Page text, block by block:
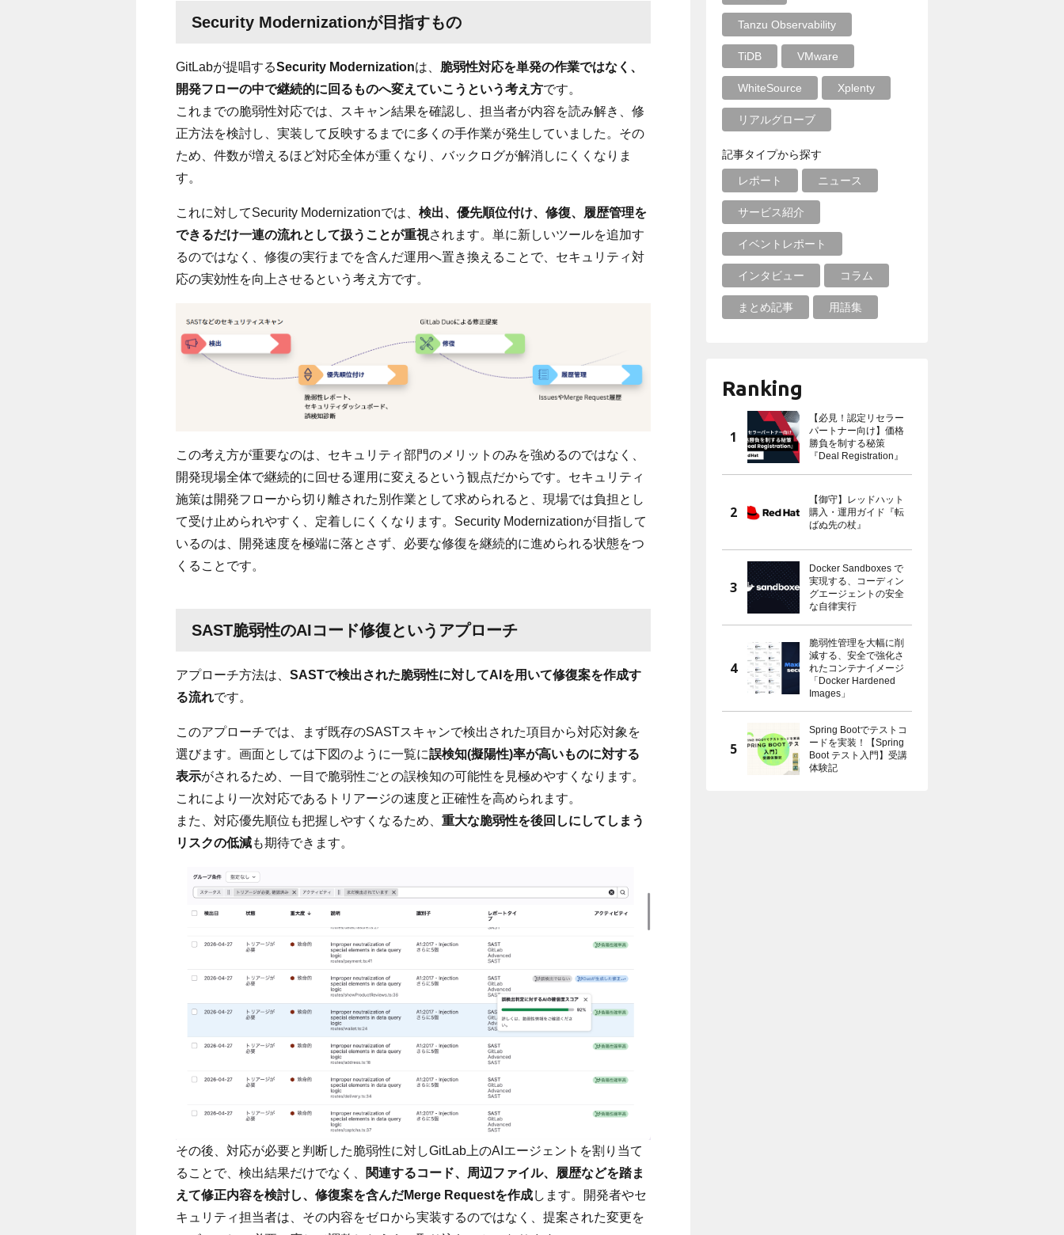
Security Modernizationが目指すもの
GitLabが提唱するSecurity Modernizationは、 脆弱性対応を単発の作業ではなく、
開発フローの中で継続的に回るものへ変えていこうという考え方です。
これまでの脆弱性対応では、スキャン結果を確認し、担当者が内容を読み解き、修
正方法を検討し、実装して反映するまでに多くの手作業が発生していました。その
ため、件数が増えるほど対応全体が重くなり、バックログが解消しにくくなりま
す。
これに対してSecurity Modernizationでは、 検出、優先順位付け、修復、履歴管理を
できるだけ一連の流れとして扱うことが重視されます。単に新しいツールを追加す
るのではなく、修復の実行までを含んだ運用へ置き換えることで、セキュリティ対
応の実効性を向上させるという考え方です。
この考え方が重要なのは、セキュリティ部門のメリットのみを強めるのではなく、
開発現場全体で継続的に回せる運用に変えるという観点だからです。セキュリティ
施策は開発フローから切り離された別作業として求められると、現場では負担とし
て受け止められやすく、定着しにくくなります。Security Modernizationが目指して
いるのは、開発速度を極端に落とさず、必要な修復を継続的に進められる状態をつ
くることです。
SAST脆弱性のAIコード修復というアプローチ
アプローチ方法は、 SASTで検出された脆弱性に対してAIを用いて修復案を作成す
る流れです。
このアプローチでは、まず既存のSASTスキャンで検出された項目から対応対象を
選びます。画面としては下図のように一覧に誤検知(擬陽性)率が高いものに対する
表示がされるため、一目で脆弱性ごとの誤検知の可能性を見極めやすくなります。
これにより一次対応であるトリアージの速度と正確性を高められます。
また、対応優先順位も把握しやすくなるため、 重大な脆弱性を後回しにしてしまう
リスクの低減も期待できます。
その後、対応が必要と判断した脆弱性に対しGitLab上のAIエージェントを割り当て
ることで、検出結果だけでなく、
関連するコード、周辺ファイル、履歴などを踏ま
えて修正内容を検討し、修復案を含んだMerge Requestを作成します。開発者やセ
キュリティ担当者は、その内容をゼロから実装するのではなく、提案された変更を
Tanzu Observability
TiDB VMware
WhiteSource Xplenty
リアルグローブ
記事タイプから探す
レポート ニュース
サービス紹介
イベントレポート
インタビュー コラム
まとめ記事 用語集
Ranking
【必見！認定リセラー
パートナー向け】価格
勝負を制する秘策
『Deal Registration』
【御守】レッドハット
購入・運用ガイド『転
ばぬ先の杖』
Docker Sandboxes で
実現する、コーディン
グエージェントの安全
な自律実行
脆弱性管理を大幅に削
減する、安全で強化さ
れたコンテナイメージ
「Docker Hardened
Images」
Spring Bootでテストコ
ードを実装！【Spring
Boot テスト入門】受講
体験記